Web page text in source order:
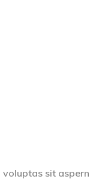
sit